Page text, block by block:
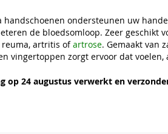
ondersteunen uw
de bloedsomloop. Zeer geschikt
artritis ofartrose. Gemaakt van
vingertoppen zorgt ervoor dat voelen,
op 24 augustus verwerkt en